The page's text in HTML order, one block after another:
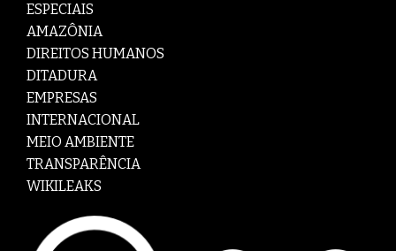
ESPECIAIS
AMAZÔNIA
DIREITOS HUMANOS
DITADURA
EMPRESAS
INTERNACIONAL
MEIO AMBIENTE
TRANSPARÊNCIA
WIKILEAKS